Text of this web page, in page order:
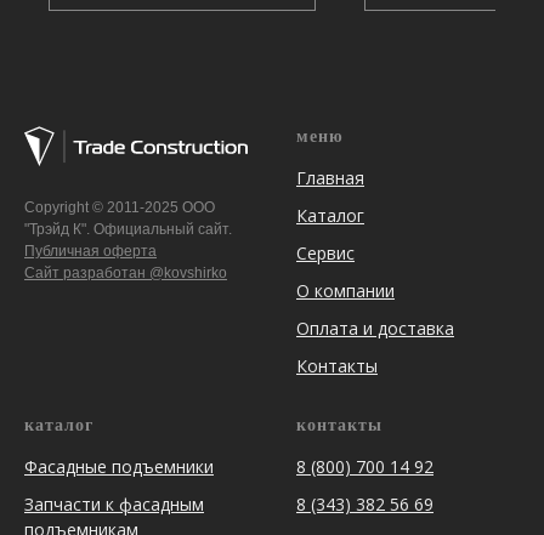
Copyright © 2011-2025 ООО
"Трэйд К". Официальный сайт.
Публичная оферта
Сайт разработан @kovshirko
меню
Главная
Каталог
Сервис
О компании
Оплата и доставка
Контакты
каталог
Фасадные подъемники
Запчасти к фасадным
подъемникам
контакты
8 (800) 700 14 92
8 (343) 382 56 69